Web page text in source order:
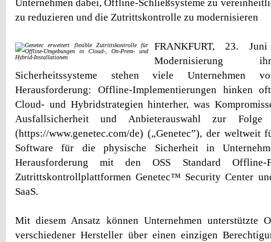
Unternehmen dabei, Offline-Schließsysteme zu
zu reduzieren und die Zutrittskontrolle zu modernisieren
FRANKFURT, 23.
Modernisierung
Sicherheitssysteme stehen viele Unternehmen
Herausforderung: Offline-Implementierungen hinken
Cloud- und Hybridstrategien hinterher, was
Ausfallsicherheit und Anbieterauswahl zur
(https://www.genetec.com/de) („Genetec”), der weltweit
Software für die physische Sicherheit in
Herausforderung mit den OSS Standard
Zutrittskontrollplattformen Genetec™ Security Center
SaaS.
Mit diesem Ansatz können Unternehmen unterstützte
verschiedener Hersteller über einen einzigen